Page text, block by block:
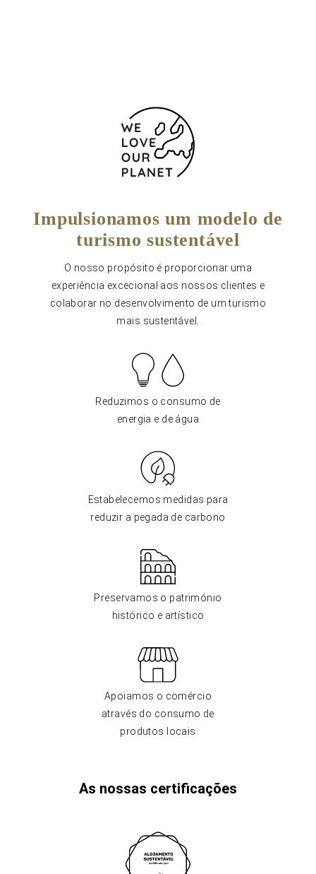
Impulsionamos um modelo de
turismo sustentável
O nosso propósito é proporcionar uma
experiência excecional aos nossos clientes e
colaborar no desenvolvimento de um turismo
mais sustentável.
Reduzimos o consumo de
energia e de água
Estabelecemos medidas para
reduzir a pegada de carbono
Preservamos o património
histórico e artístico
Apoiamos o comércio
através do consumo de
produtos locais
As nossas certificações